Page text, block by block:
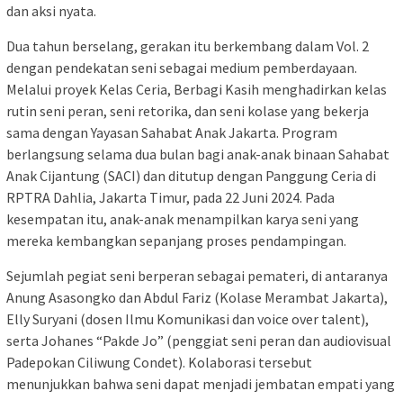
dan aksi nyata.
Dua tahun berselang, gerakan itu berkembang dalam Vol. 2
dengan pendekatan seni sebagai medium pemberdayaan.
Melalui proyek Kelas Ceria, Berbagi Kasih menghadirkan kelas
rutin seni peran, seni retorika, dan seni kolase yang bekerja
sama dengan Yayasan Sahabat Anak Jakarta. Program
berlangsung selama dua bulan bagi anak-anak binaan Sahabat
Anak Cijantung (SACI) dan ditutup dengan Panggung Ceria di
RPTRA Dahlia, Jakarta Timur, pada 22 Juni 2024. Pada
kesempatan itu, anak-anak menampilkan karya seni yang
mereka kembangkan sepanjang proses pendampingan.
Sejumlah pegiat seni berperan sebagai pemateri, di antaranya
Anung Asasongko dan Abdul Fariz (Kolase Merambat Jakarta),
Elly Suryani (dosen Ilmu Komunikasi dan voice over talent),
serta Johanes “Pakde Jo” (penggiat seni peran dan audiovisual
Padepokan Ciliwung Condet). Kolaborasi tersebut
menunjukkan bahwa seni dapat menjadi jembatan empati yang